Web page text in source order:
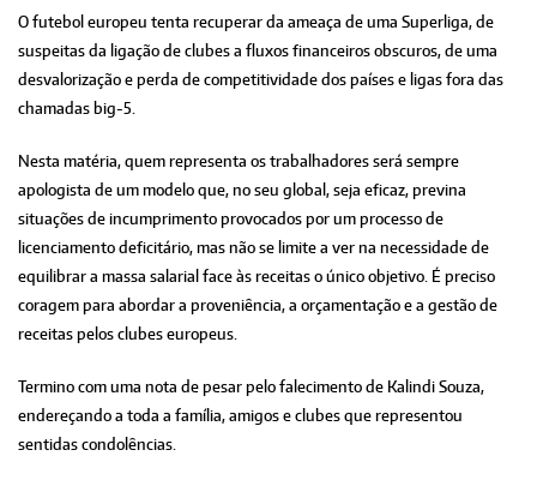
O futebol europeu tenta recuperar da ameaça de uma Superliga, de
suspeitas da ligação de clubes a fluxos financeiros obscuros, de uma
desvalorização e perda de competitividade dos países e ligas fora das
chamadas big-5.
Nesta matéria, quem representa os trabalhadores será sempre
apologista de um modelo que, no seu global, seja eficaz, previna
situações de incumprimento provocados por um processo de
licenciamento deficitário, mas não se limite a ver na necessidade de
equilibrar a massa salarial face às receitas o único objetivo. É preciso
coragem para abordar a proveniência, a orçamentação e a gestão de
receitas pelos clubes europeus.
Termino com uma nota de pesar pelo falecimento de Kalindi Souza,
endereçando a toda a família, amigos e clubes que representou
sentidas condolências.